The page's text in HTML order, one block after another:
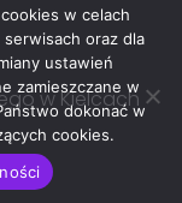
w Kielcach
w celach
oraz dla
ustawień
zamieszczane w
dokonać w
cookies.